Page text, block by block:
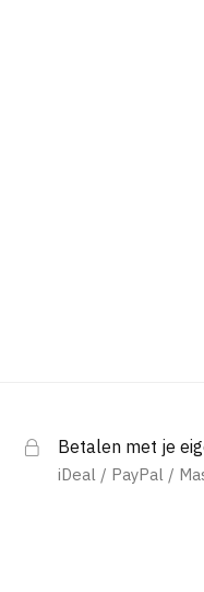
Betalen met je
iDeal / PayPal /